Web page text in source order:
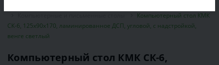
Компьютерный стол КМК
СК-6, 125х90х170, ламинированное ДСП, угловой, с надстройкой,
венге светлый
Компьютерный стол КМК СК-6,